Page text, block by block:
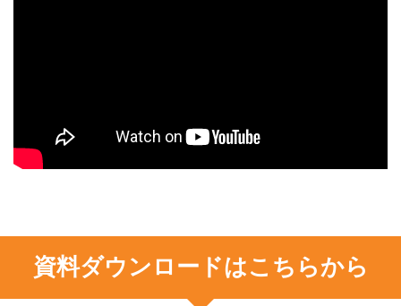
資料ダウンロードはこちらから